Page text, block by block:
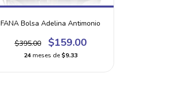
FANA Bolsa Adelina Antimonio
$395.00 $159.00
24 meses de$9.33